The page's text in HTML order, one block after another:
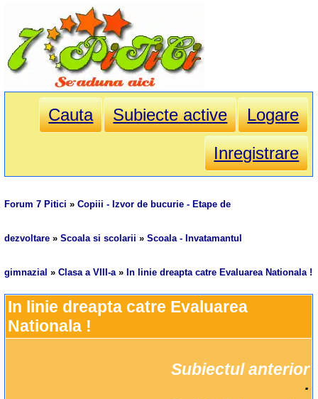
Cauta Subiecte active
Logare
Inregistrare
Forum 7 Pitici »Copiii - Izvor de bucurie - Etape de
dezvoltare »Scoala si scolarii »Scoala - Invatamantul
gimnazial »Clasa a VIII-a» In linie dreapta catre Evaluarea Nationala !
In linie dreapta catre Evaluarea
Nationala !
Subiectul anterior